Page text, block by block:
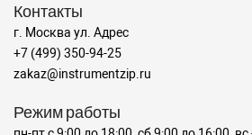
Контакты
г. Москва ул. Адрес
+7 (499) 350-94-25
zakaz@instrumentzip.ru
Режим работы